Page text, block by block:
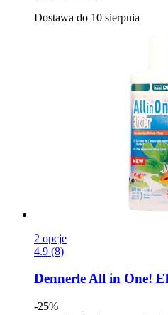
Dostawa do 10 sierpnia
2 opcje
4.9 (8)
DennerleAll in One!
-25%